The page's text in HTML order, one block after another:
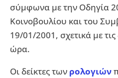
σύμφωνα με την Οδηγία
Κοινοβουλίου και του
19/01/2001, σχετικά με τις
ώρα.
Οι δείκτες των ρολογιών